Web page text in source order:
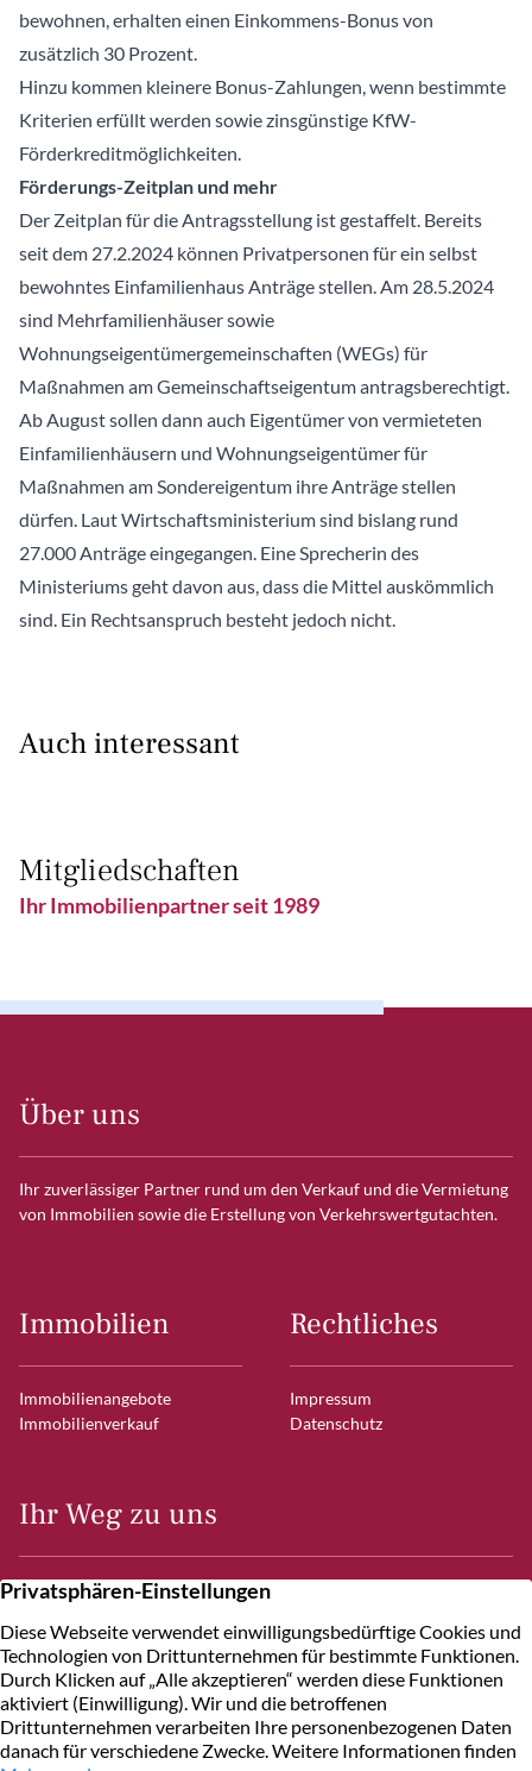
bewohnen, erhalten einen Einkommens-Bonus von
zusätzlich 30 Prozent.
Hinzu kommen kleinere Bonus-Zahlungen, wenn bestimmte
Kriterien erfüllt werden sowie zinsgünstige KfW-
Förderkreditmöglichkeiten.
Förderungs-Zeitplan und mehr
Der Zeitplan für die Antragsstellung ist gestaffelt. Bereits
seit dem 27.2.2024 können Privatpersonen für ein selbst
bewohntes Einfamilienhaus Anträge stellen. Am 28.5.2024
sind Mehrfamilienhäuser sowie
Wohnungseigentümergemeinschaften (WEGs) für
Maßnahmen am Gemeinschaftseigentum antragsberechtigt.
Ab August sollen dann auch Eigentümer von vermieteten
Einfamilienhäusern und Wohnungseigentümer für
Maßnahmen am Sondereigentum ihre Anträge stellen
dürfen. Laut Wirtschaftsministerium sind bislang rund
27.000 Anträge eingegangen. Eine Sprecherin des
Ministeriums geht davon aus, dass die Mittel auskömmlich
sind. Ein Rechtsanspruch besteht jedoch nicht.
Auch interessant
Mitgliedschaften
Ihr Immobilienpartner seit 1989
Über uns
Ihr zuverlässiger Partner rund um den Verkauf und die Vermietung
von Immobilien sowie die Erstellung von Verkehrswertgutachten.
Immobilien
Immobilienangebote
Immobilienverkauf
Rechtliches
Impressum
Datenschutz
Ihr Weg zu uns
Frahmredder 7
Kontakt